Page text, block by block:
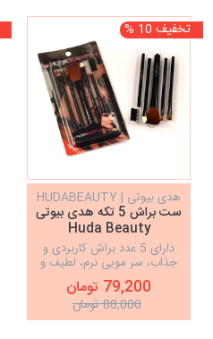
تخفیف 10 %
هدی بیوتی | HUDABEAUTY
ست براش 5 تکه هدی بیوتی
Huda Beauty
دارای 5 عدد براش کاربردی و
جذاب، سر مویی نرم، لطیف و
بدون ریزش، قیمت مناسب و
باکیفیت
79,200 تومان
88,000 تومان